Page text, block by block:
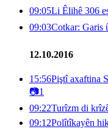
09:05Li Êlihê 306
09:03Cotkar: Garis
12.10.2016
15:56Piştî axaftina
📷1
09:22Turîzm di
09:12Polîtîkayên